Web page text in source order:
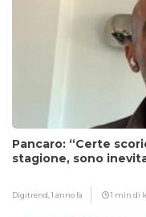
Pancaro: “Certe
stagione, sono
Digitrend,1 anno fa 1 min di